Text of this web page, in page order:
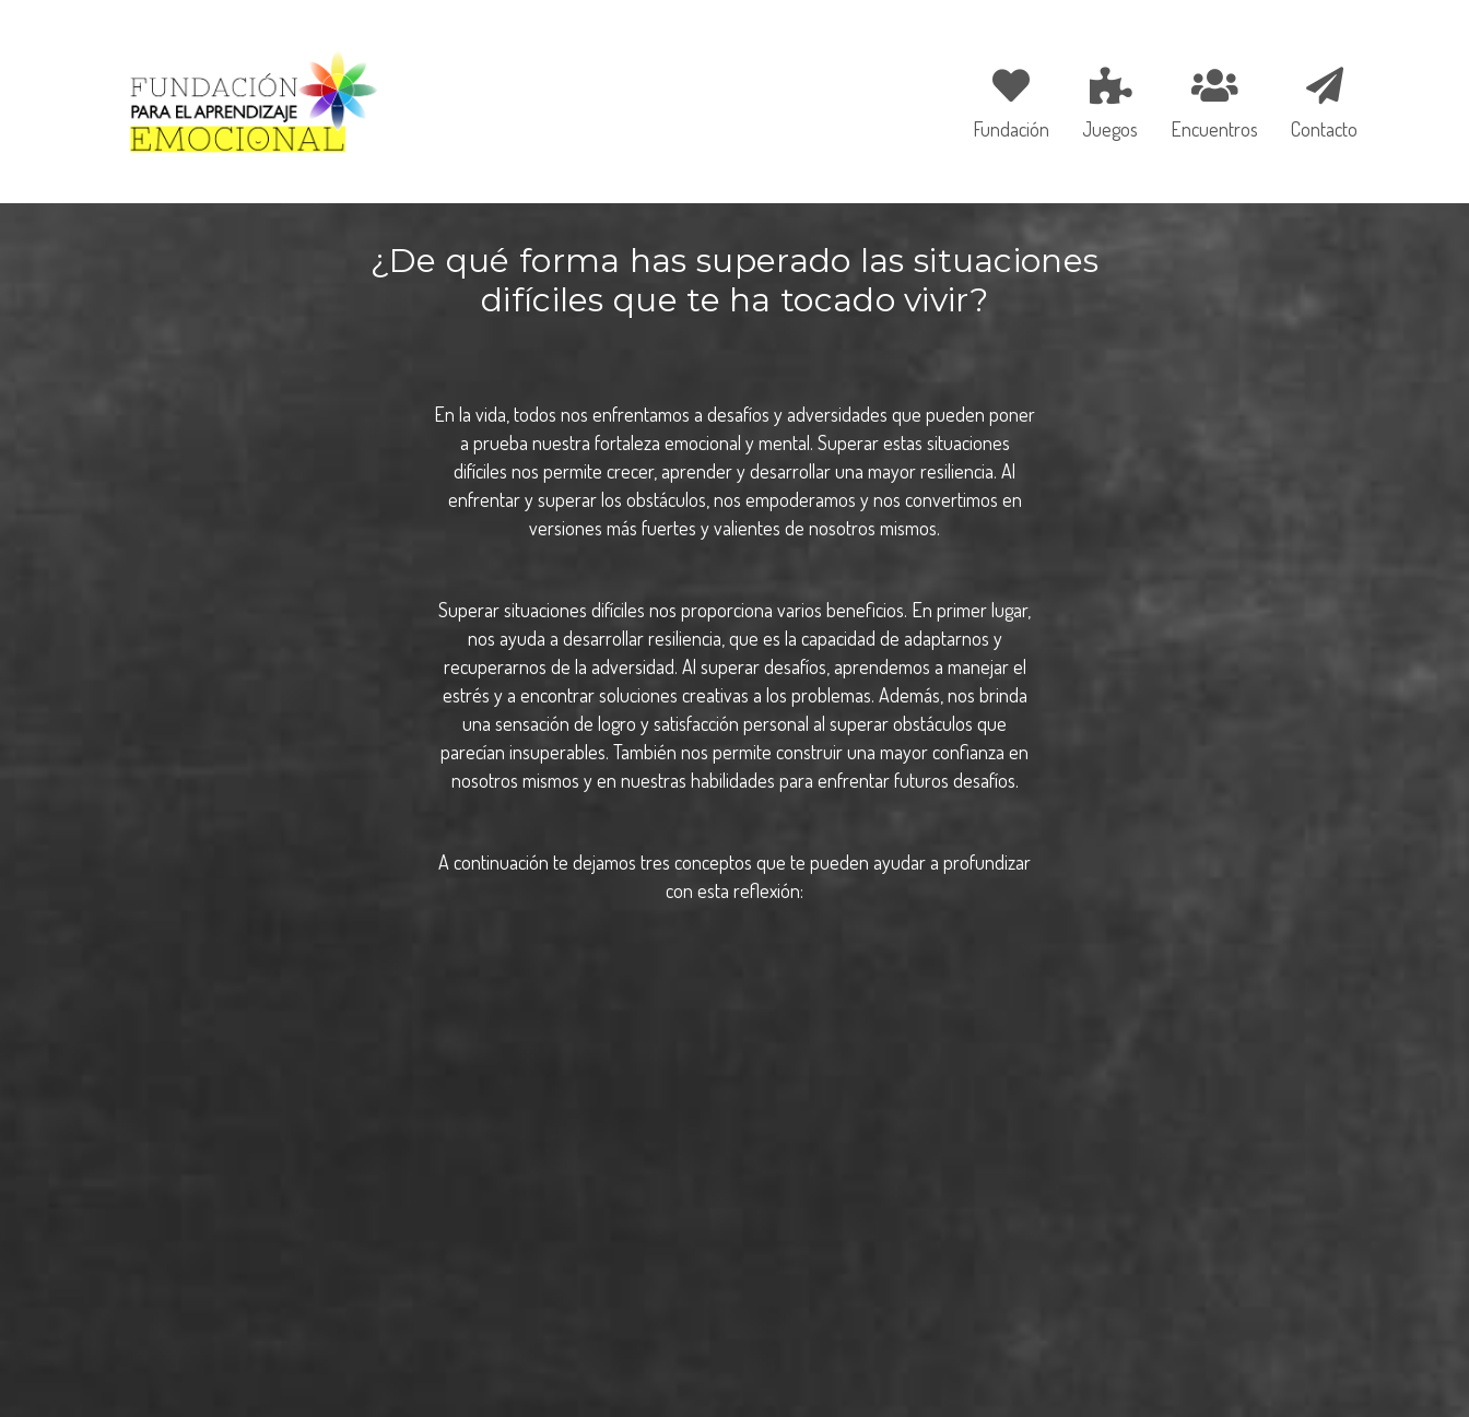
Fundación Juegos Encuentros Contacto
¿De qué forma has superado las situaciones
difíciles que te ha tocado vivir?
En la vida, todos nos enfrentamos a desafíos y adversidades que pueden poner
a prueba nuestra fortaleza emocional y mental. Superar estas situaciones
difíciles nos permite crecer, aprender y desarrollar una mayor resiliencia. Al
enfrentar y superar los obstáculos, nos empoderamos y nos convertimos en
versiones más fuertes y valientes de nosotros mismos.
Superar situaciones difíciles nos proporciona varios beneficios. En primer lugar,
nos ayuda a desarrollar resiliencia, que es la capacidad de adaptarnos y
recuperarnos de la adversidad. Al superar desafíos, aprendemos a manejar el
estrés y a encontrar soluciones creativas a los problemas. Además, nos brinda
una sensación de logro y satisfacción personal al superar obstáculos que
parecían insuperables. También nos permite construir una mayor confianza en
nosotros mismos y en nuestras habilidades para enfrentar futuros desafíos.
A continuación te dejamos tres conceptos que te pueden ayudar a profundizar
con esta reflexión: